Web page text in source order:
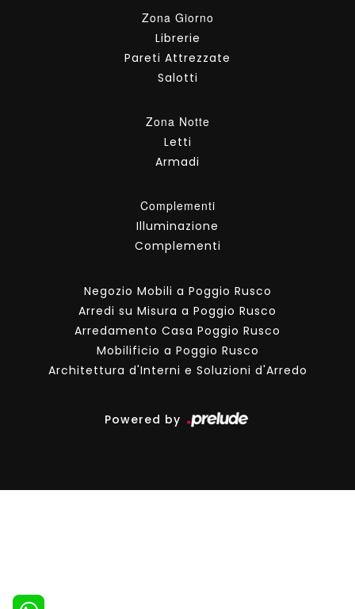
Zona Giorno
Librerie
Pareti Attrezzate
Salotti
Zona Notte
Letti
Armadi
Complementi
Illuminazione
Complementi
Negozio Mobili a Poggio Rusco
Arredi su Misura a Poggio Rusco
Arredamento Casa Poggio Rusco
Mobilificio a Poggio Rusco
Architettura d'Interni e Soluzioni d'Arredo
Powered by